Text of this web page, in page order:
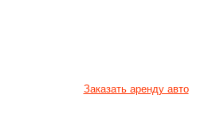
Заказать аренду авто